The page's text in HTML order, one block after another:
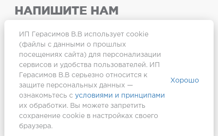
НАПИШИТЕ НАМ
ИП Герасимов В.В использует cookie
(файлы с данными о прошлых
посещениях сайта) для персонализации
сервисов и удобства пользователей. ИП
Герасимов В.В серьезно относится к
защите персональных данных —
ознакомьтесь с условиями и принципами
их обработки. Вы можете запретить
сохранение cookie в настройках своего
браузера.
Хорошо